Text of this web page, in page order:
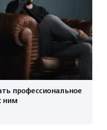
профессиональное
ним